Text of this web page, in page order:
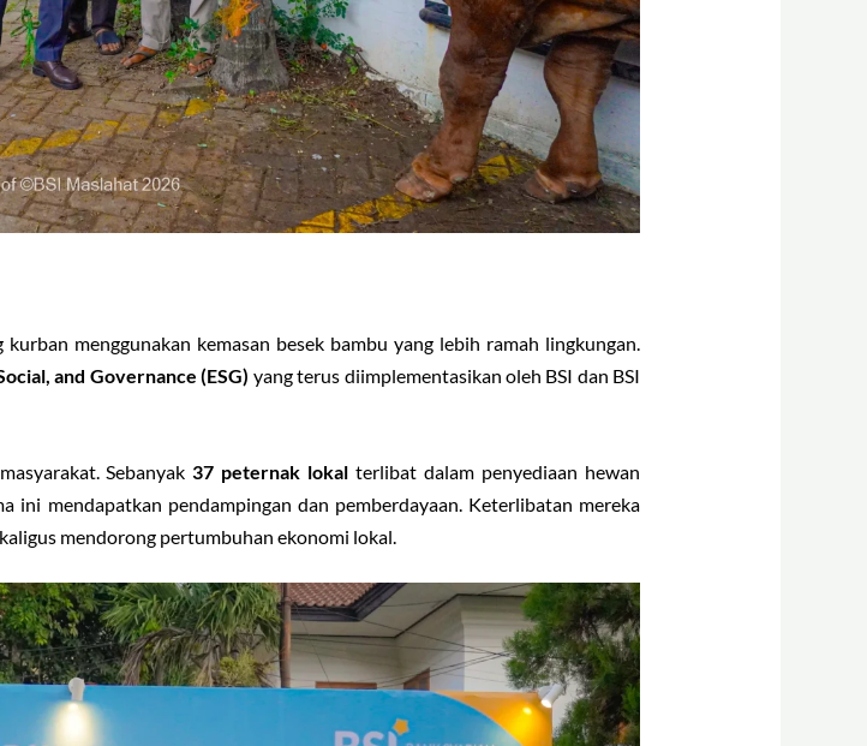
menggunakan kemasan besek bambu yang lebih ramah lingkungan.
and Governance (ESG) yang terus diimplementasikan oleh BSI dan BSI
Sebanyak37 peternak lokal terlibat dalam penyediaan hewan
ini mendapatkan pendampingan dan pemberdayaan. Keterlibatan mereka
mendorong pertumbuhan ekonomi lokal.